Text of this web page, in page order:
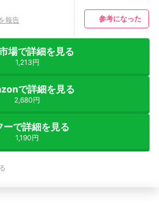
選ぶことをお
報告 参考になった
場で詳細を見る
1,213円
で詳細を見る
2,680円
ーで詳細を見る
1,190円